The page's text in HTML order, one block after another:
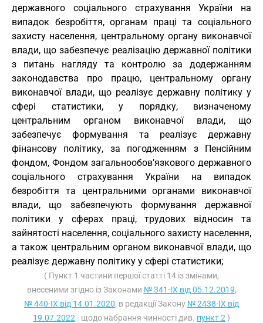
державного соціального страхування України на
випадок безробіття, органам праці та соціального
захисту населення, центральному органу виконавчої
влади, що забезпечує реалізацію державної політики
з питань нагляду та контролю за додержанням
законодавства про працю, центральному органу
виконавчої влади, що реалізує державну політику у
сфері статистики, у порядку, визначеному
центральним органом виконавчої влади, що
забезпечує формування та реалізує державну
фінансову політику, за погодженням з Пенсійним
фондом, Фондом загальнообов’язкового державного
соціального страхування України на випадок
безробіття та центральними органами виконавчої
влади, що забезпечують формування державної
політики у сферах праці, трудових відносин та
зайнятості населення, соціального захисту населення,
а також центральним органом виконавчої влади, що
реалізує державну політику у сфері статистики;
( Пункт 1 частини першої статті 14 із змінами,
внесеними згідно із Законами № 341-IX від 05.12.2019,
№ 440-IX від 14.01.2020; в редакції Закону № 2438-IX від
19.07.2022 - щодо набрання чинності див. пункт 2 )